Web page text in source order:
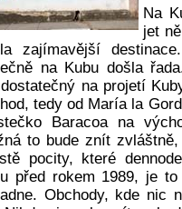
Na
jet
zajímavější
na Kubu došla
na projetí
tedy od María la
Baracoa na
to bude znít
pocity, které
před rokem 1989, je
Obchody, kde nic